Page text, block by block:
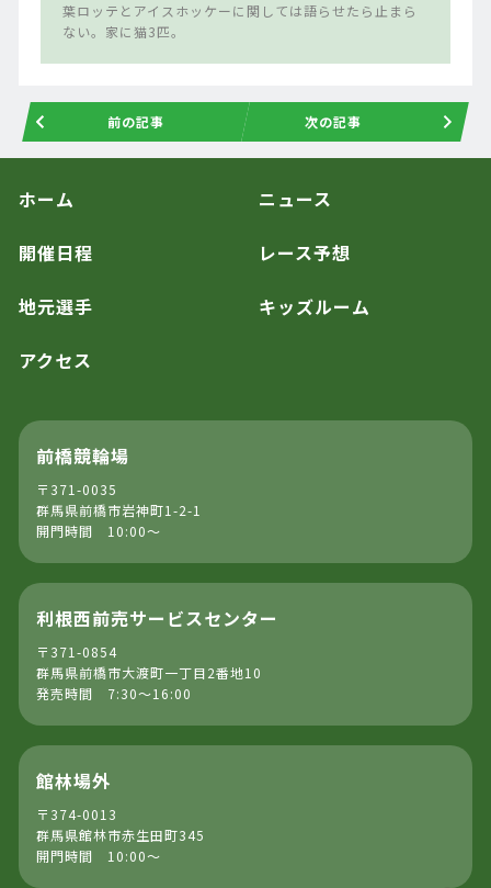
葉ロッテとアイスホッケーに関しては語らせたら止まら
ない。家に猫3匹。
前の記事 次の記事
ホーム ニュース
開催日程 レース予想
地元選手 キッズルーム
アクセス
前橋競輪場
〒371-0035
群馬県前橋市岩神町1-2-1
開門時間 10:00～
利根西前売サービスセンター
〒371-0854
群馬県前橋市大渡町一丁目2番地10
発売時間 7:30～16:00
館林場外
〒374-0013
群馬県館林市赤生田町345
開門時間 10:00～